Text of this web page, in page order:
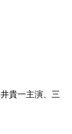
貴一主演、三